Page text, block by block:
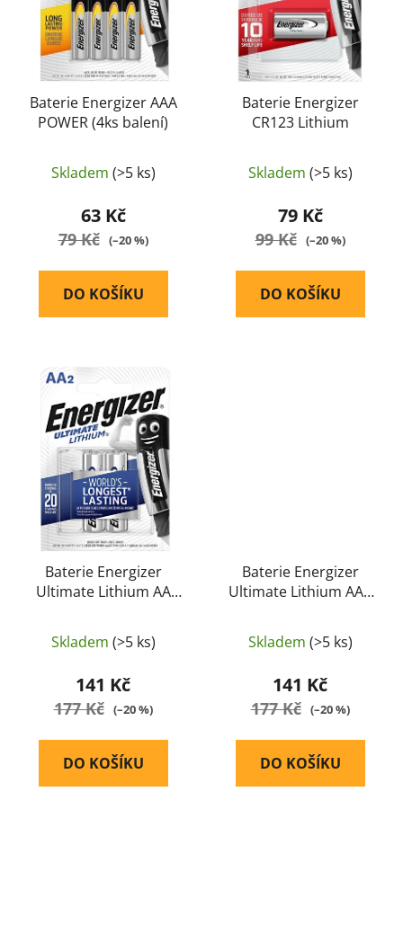
Baterie Energizer AAA
POWER (4ks balení)
Skladem (>5 ks)
63 Kč
79 Kč (–20 %)
DO KOŠÍKU
Baterie Energizer
CR123 Lithium
Skladem (>5 ks)
79 Kč
99 Kč (–20 %)
DO KOŠÍKU
Baterie Energizer
Ultimate Lithium AA
Skladem (>5 ks)
141 Kč
177 Kč (–20 %)
DO KOŠÍKU
Baterie Energizer
Ultimate Lithium AAA
Skladem (>5 ks)
141 Kč
177 Kč (–20 %)
DO KOŠÍKU